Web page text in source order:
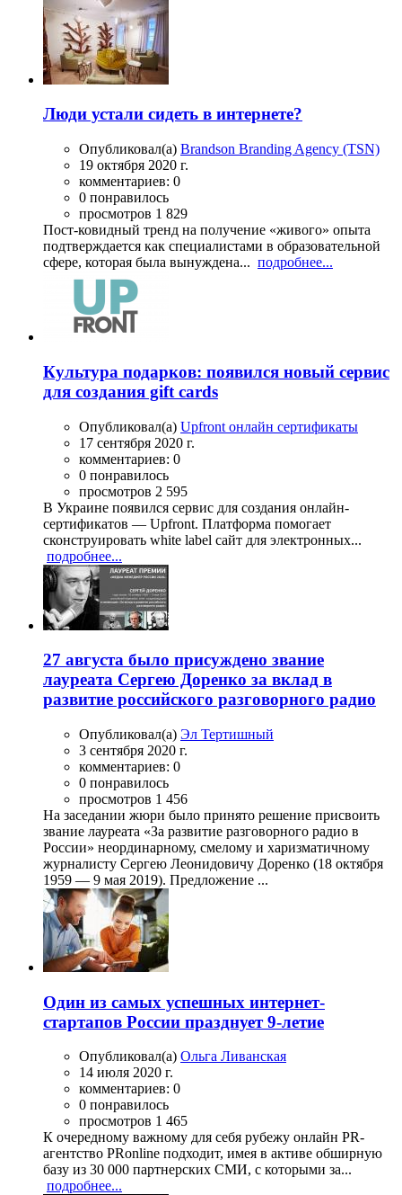
Люди устали сидеть в интернете?
Опубликовал(а) Brandson Branding Agency (TSN)
19 октября 2020 г.
комментариев: 0
0 понравилось
просмотров 1 829
Пост-ковидный тренд на получение «живого» опыта
подтверждается как специалистами в образовательной
сфере, которая была вынуждена... подробнее...
Культура подарков: появился новый сервис
для создания gift cards
Опубликовал(а) Upfront онлайн сертификаты
17 сентября 2020 г.
комментариев: 0
0 понравилось
просмотров 2 595
В Украине появился сервис для создания онлайн-
сертификатов — Upfront. Платформа помогает
сконструировать white label сайт для электронных...
подробнее...
27 августа было присуждено звание
лауреата Сергею Доренко за вклад в
развитие российского разговорного радио
Опубликовал(а) Эл Тертишный
3 сентября 2020 г.
комментариев: 0
0 понравилось
просмотров 1 456
На заседании жюри было принято решение присвоить
звание лауреата «За развитие разговорного радио в
России» неординарному, смелому и харизматичному
журналисту Сергею Леонидовичу Доренко (18 октября
1959 — 9 мая 2019). Предложение ...
Один из самых успешных интернет-
стартапов России празднует 9-летие
Опубликовал(а) Ольга Ливанская
14 июля 2020 г.
комментариев: 0
0 понравилось
просмотров 1 465
К очередному важному для себя рубежу онлайн PR-
агентство PRonline подходит, имея в активе обширную
базу из 30 000 партнерских СМИ, с которыми за...
подробнее...